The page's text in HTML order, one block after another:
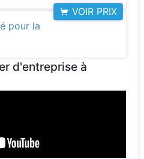
VOIR PRIX
pour la
d'entreprise à